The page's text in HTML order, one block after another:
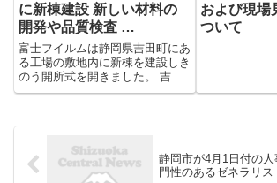
に新棟建設 新しい材料の
開発や品質検査 …
富士フイルムは静岡県吉田町にあ
る工場の敷地内に新棟を建設しき
のう開所式を開きました。 吉田
町で半導体材料を生産する富士フ
です。 開所式では関係者がテ
ー...
および現場
ついて
静岡市が4月1日付の
門性のあるゼネラリス